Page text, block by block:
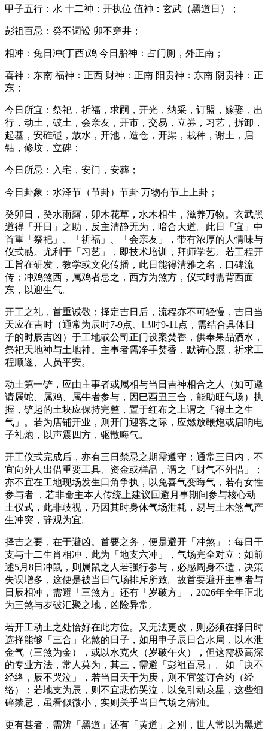
甲子五行：水 十二神：开执位 值神：玄武（黑道日）；
彭祖百忌：癸不词讼 卯不穿井；
相冲：兔日冲(丁酉)鸡 今日胎神：占门厕，外正南；
喜神：东南 福神：正西 财神：正南 阳贵神：东南 阴贵神：正
东；
今日所宜：祭祀，祈福，求嗣，开光，纳采，订盟，嫁娶，出
行，动土，破土，会亲友，开市，交易，立券，习艺，拆卸，
起基，安碓磑，放水，开池，造仓，开渠，栽种，谢土，启
钻，修坟，立碑；
今日所忌：入宅，安门，安葬；
今日卦象：水泽节（节卦）节卦 万物有节上上卦；
癸卯日，癸水雨露，卯木花草，水木相生，滋养万物。玄武黑
道得「开日」之助，反主清静无为，暗合大道。此日「宜」中
首重「祭祀」、「祈福」、「会亲友」，带有浓厚的人情味与
仪式感。尤利于「习艺」，即技术培训，拜师学艺。若工程开
工旨在研发，教学或文化传播，此日能得清雅之名，口碑流
传；冲鸡煞西，属鸡者忌之，西方为煞方，仪式时需背西面
东，以迎生气。
开工之礼，首重诚敬；择定吉日后，流程亦不可轻慢，吉日当
天应在吉时（通常为辰时7-9点、巳时9-11点，需结合具体日
子的时辰吉凶）于工地或公司正门设案焚香，供奉果品酒水，
祭祀天地神与土地神。主事者需净手焚香，默祷心愿，祈求工
程顺遂、人员平安。
动土第一铲，应由主事者或属相与当日吉神相合之人（如可邀
请属蛇、属鸡、属牛者参与，因巳酉丑三合，能助旺气场）执
握，铲起的土块应保持完整，置于红布之上谓之「得土之生
气」。若为店铺开业，则开门迎客之际，应燃放鞭炮或启响电
子礼炮，以声震四方，驱散晦气。
开工仪式完成后，亦有三日禁忌之期需遵守；通常三日内，不
宜向外人出借重要工具、资金或样品，谓之「财气不外借」；
亦不宜在工地现场发生口角争执，以免喜气变晦气，若有女性
参与者 ，若非命主本人传统上建议回避月事期间参与核心动
土仪式，此非歧视，乃因其时身体气场泄耗，易与土木煞气产
生冲突，静观为宜。
择吉之要，在于避凶。首要之务，便是避开「冲煞」；每日干
支与十二生肖相冲，此为「地支六冲」，气场完全对立；如前
述5月8日冲鼠，则属鼠之人若强行参与，必感周身不适，决策
失误增多，这便是被当日气场排斥所致。故首要避开主事者与
日辰相冲，需避「三煞方」还有「岁破方」，2026年全年正北
为三煞与岁破汇聚之地，凶险异常。
若开工动土之处恰好在此方位。又无法更改，则必须在择日时
选择能够「三合」化煞的日子，如用申子辰日合水局，以水泄
金气（三煞为金），或以水克火（岁破午火），但这需极高深
的专业方法，常人莫为，其三，需避「彭祖百忌」。如「庚不
经络，辰不哭泣」，若当日天干为庚，则不宜签订合约（经
络）；若地支为辰，则不宜悲伤哭泣，以免引动哀星，这些细
碎禁忌，虽看似微小，实则关乎当日气场之清浊。
更有甚者，需辨「黑道」还有「黄道」之别，世人常以为黑道